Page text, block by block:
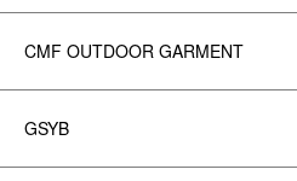
CMF OUTDOOR GARMENT
GSYB